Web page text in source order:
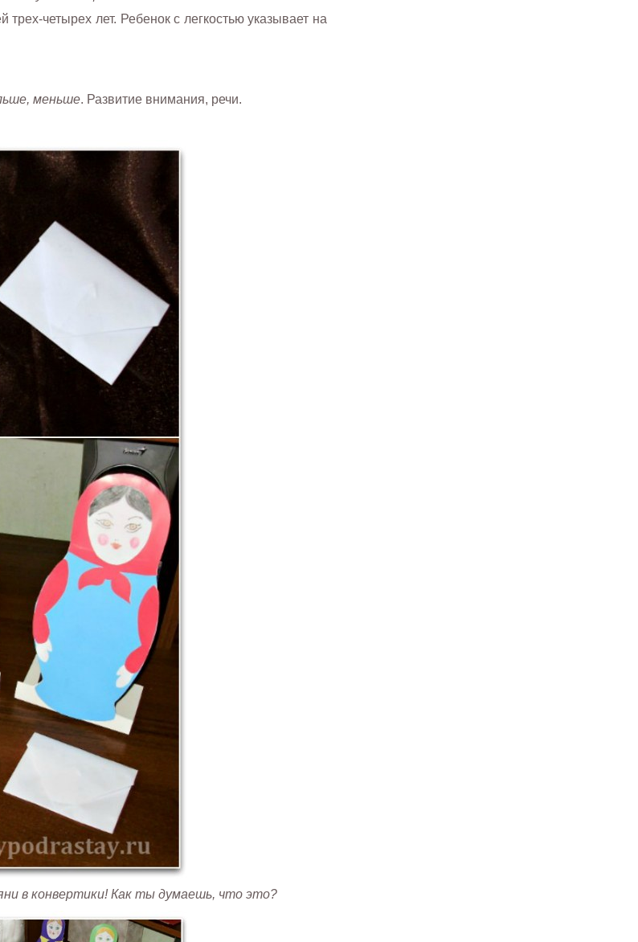
четырех лет. Ребенок с легкостью указывает на
меньше. Развитие внимания, речи.
в конвертики! Как ты думаешь, что это?